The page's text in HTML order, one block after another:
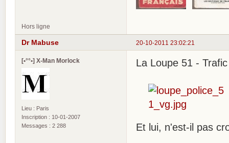
Hors ligne
20-10-2011 23:02:21
Dr Mabuse
[•°°•] X-Man Morlock
Lieu : Paris
Inscription : 10-01-2007
Messages : 2 288
La Loupe 51 -
Et lui, n'est-il pas